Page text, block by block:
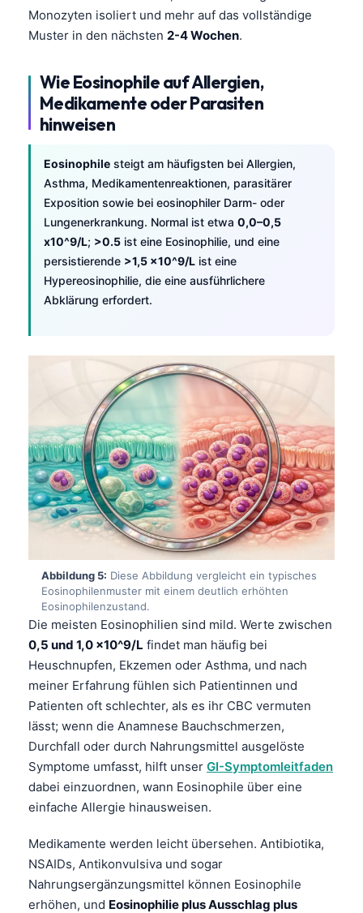
Monozyten isoliert und mehr auf das vollständige
Muster in den nächsten 2-4 Wochen.
Wie Eosinophile auf Allergien,
Medikamente oder Parasiten
hinweisen
Eosinophile steigt am häufigsten bei Allergien,
Asthma, Medikamentenreaktionen, parasitärer
Exposition sowie bei eosinophiler Darm- oder
Lungenerkrankung. Normal ist etwa 0,0–0,5
x10^9/L; >0.5 ist eine Eosinophilie, und eine
persistierende >1,5 x10^9/L ist eine
Hypereosinophilie, die eine ausführlichere
Abklärung erfordert.
Abbildung 5: Diese Abbildung vergleicht ein typisches
Eosinophilenmuster mit einem deutlich erhöhten
Eosinophilenzustand.
Die meisten Eosinophilien sind mild. Werte zwischen
0,5 und 1,0 x10^9/L findet man häufig bei
Heuschnupfen, Ekzemen oder Asthma, und nach
meiner Erfahrung fühlen sich Patientinnen und
Patienten oft schlechter, als es ihr CBC vermuten
lässt; wenn die Anamnese Bauchschmerzen,
Durchfall oder durch Nahrungsmittel ausgelöste
Symptome umfasst, hilft unser GI-Symptomleitfaden
dabei einzuordnen, wann Eosinophile über eine
einfache Allergie hinausweisen.
Medikamente werden leicht übersehen. Antibiotika,
NSAIDs, Antikonvulsiva und sogar
Nahrungsergänzungsmittel können Eosinophile
erhöhen, und Eosinophilie plus Ausschlag plus
Cebuano
ئۇيغۇرچە
Кыргызча
Беларуская мова
Esperanto
Frysk
Norsk bokmål